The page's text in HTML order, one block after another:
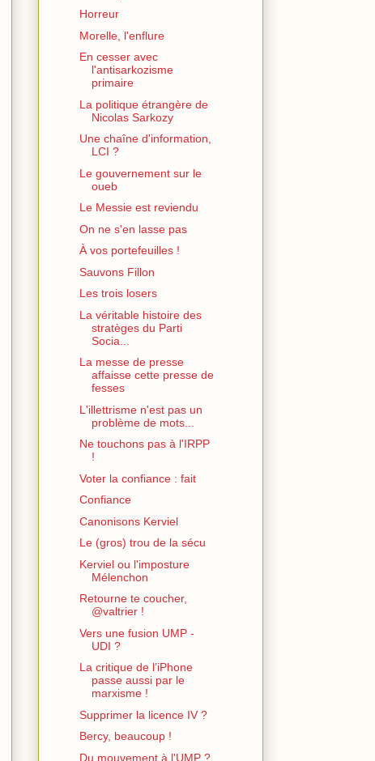
Horreur
Morelle, l'enflure
En cesser avec
l'antisarkozisme
primaire
La politique étrangère de
Nicolas Sarkozy
Une chaîne d'information,
LCI ?
Le gouvernement sur le
oueb
Le Messie est reviendu
On ne s'en lasse pas
À vos portefeuilles !
Sauvons Fillon
Les trois losers
La véritable histoire des
stratèges du Parti
Socia...
La messe de presse
affaisse cette presse de
fesses
L'illettrisme n'est pas un
problème de mots...
Ne touchons pas à l'IRPP
!
Voter la confiance : fait
Confiance
Canonisons Kerviel
Le (gros) trou de la sécu
Kerviel ou l'imposture
Mélenchon
Retourne te coucher,
@valtrier !
Vers une fusion UMP -
UDI ?
La critique de l’iPhone
passe aussi par le
marxisme !
Supprimer la licence IV ?
Bercy, beaucoup !
Du mouvement à l'UMP ?